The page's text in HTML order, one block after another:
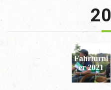
Fahrturni
er 2021